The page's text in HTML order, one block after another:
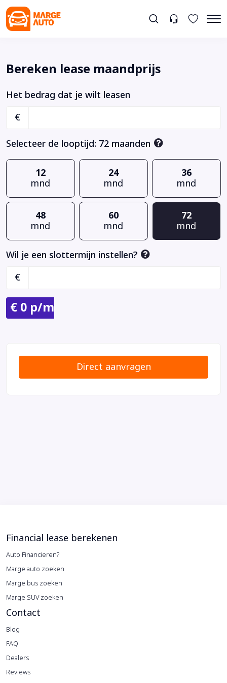
Bereken lease maandprijs
Het bedrag dat je wilt leasen
€
Selecteer de looptijd: 72 maanden
12
mnd
24
mnd
36
mnd
48
mnd
60
mnd
72
mnd
Wil je een slottermijn instellen?
€
€ 0 p/m
Direct aanvragen
Financial lease berekenen
Auto Financieren?
Marge auto zoeken
Marge bus zoeken
Marge SUV zoeken
Contact
Blog
FAQ
Dealers
Reviews